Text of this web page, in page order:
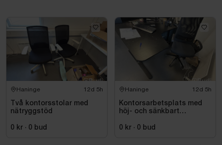
Haninge 12d 5h
Två kontorsstolar med
nätryggstöd
0 kr · 0 bud
Haninge 12d 5h
Kontorsarbetsplats med
höj- och sänkbart
0 kr · 0 bud